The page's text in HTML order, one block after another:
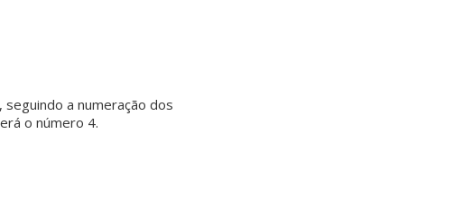
a numeração dos
o número 4.